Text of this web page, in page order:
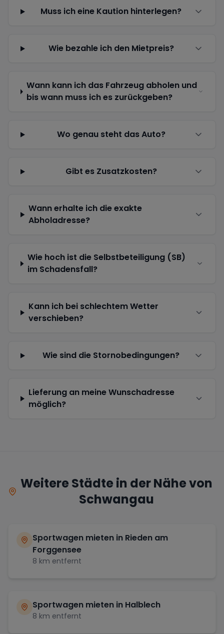
Muss ich eine Kaution hinterlegen?
Wie bezahle ich den Mietpreis?
Wann kann ich das Fahrzeug abholen und
bis wann muss ich es zurückgeben?
Wo genau steht das Auto?
Gibt es Zusatzkosten?
Wann erhalte ich die exakte
Abholadresse?
Wie hoch ist die Selbstbeteiligung (SB)
im Schadensfall?
Kann ich bei schlechtem Wetter
verschieben?
Wie sind die Stornobedingungen?
Lieferung an meine Wunschadresse
möglich?
Weitere Städte in der Nähe von
Schwangau
Sportwagen mieten in Rieden am
Forggensee
8 km entfernt
Sportwagen mieten in Halblech
8 km entfernt